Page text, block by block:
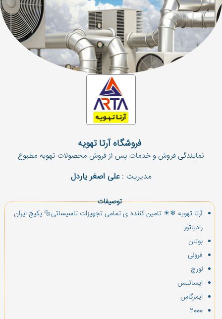
فروشگاه آرتا تهویه
نمایندگی فروش و خدمات پس از فروش محصولات تهویه مطبوع
مدیریت :علی اصغر یاردل
توصیفات
آرتا تهویه ❄☀ تامین كننده ی تمامی تجهیزات تاسیساتی🔩 پكیج ایران
رادیاتور
بوتان
فرولی
لورچ
ایساتیس
ایمرگاس
2000